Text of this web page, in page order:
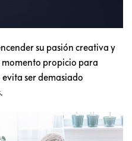
su pasión creativa y
momento propicio para
ser demasiado